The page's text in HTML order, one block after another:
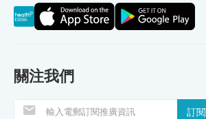
關注我們
訂閱